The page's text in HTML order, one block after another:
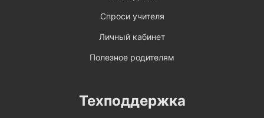
Спроси учителя
Личный кабинет
Полезное родителям
Техподдержка